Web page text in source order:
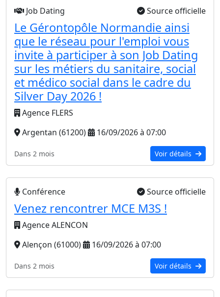
Job Dating Source officielle
Le Gérontopôle Normandie ainsi
que le réseau pour l'emploi vous
invite à participer à son Job Dating
sur les métiers du sanitaire, social
et médico social dans le cadre du
Silver Day 2026 !
Agence FLERS
Argentan (61200)
16/09/2026 à 07:00
Dans 2 mois Voir détails
Conférence Source officielle
Venez rencontrer MCE M3S !
Agence ALENCON
Alençon (61000)
16/09/2026 à 07:00
Dans 2 mois Voir détails